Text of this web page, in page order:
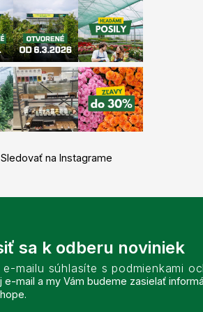
Sledovať na Instagrame
sa k odberu noviniek
e-mailu súhlasíte s podmienkami
e-mail a my Vám budeme zasielať